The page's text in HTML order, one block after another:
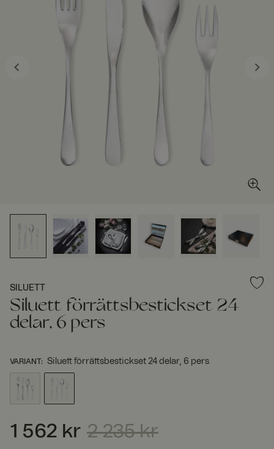
SILUETT
Siluett förrättsbestickset 24
delar, 6 pers
VARIANT: Siluett förrättsbestickset 24 delar, 6 pers
Nuvarande pris 1 562 krTidigare pris
1 562 kr 2 235 kr